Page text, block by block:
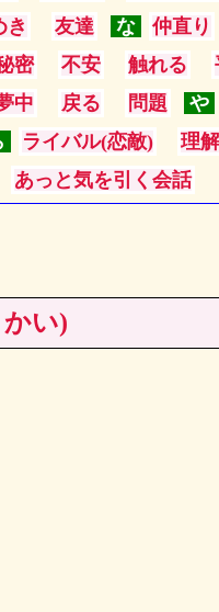
き 友達 な 仲直り
密 不安 触れる
中 戻る 問題 や
ライバル(恋敵) 理解
あっと気を引く会話
い)